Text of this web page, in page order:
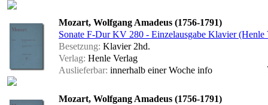
Mozart, Wolfgang Amadeus (1756-1791)
Sonate F-Dur KV 280 - Einzelausgabe Klavier (Henle
Besetzung: Klavier 2hd.
Verlag: Henle Verlag
Auslieferbar: innerhalb einer Woche info
Mozart, Wolfgang Amadeus (1756-1791)